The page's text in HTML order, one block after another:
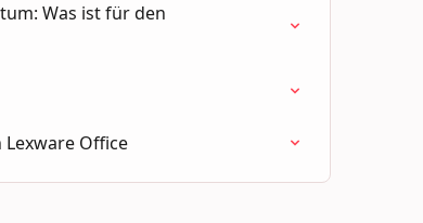
Was ist für den
Office